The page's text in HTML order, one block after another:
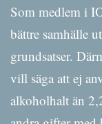
Som medlem i
bättre samhälle
grundsatser.
vill säga att ej
alkoholhalt än